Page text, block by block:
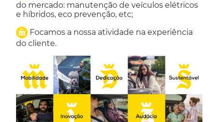
do mercado: manutenção de veículos elétricos
e híbridos, eco prevenção, etc;
Focamos a nossa atividade na experiência
do cliente.